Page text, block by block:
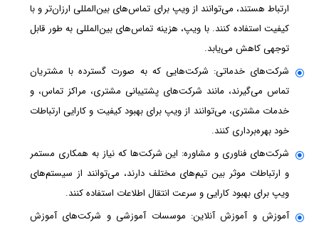
ارتباط هستند، می‌توانند از ویپ برای تماس‌های بین‌المللی ارزان‌تر و با
کیفیت استفاده کنند. با ویپ، هزینه تماس‌های بین‌المللی به طور قابل
توجهی کاهش می‌یابد.
شرکت‌های خدماتی: شرکت‌هایی که به صورت گسترده با مشتریان
تماس می‌گیرند، مانند شرکت‌های پشتیبانی مشتری، مراکز تماس، و
خدمات مشتری، می‌توانند از ویپ برای بهبود کیفیت و کارایی ارتباطات
خود بهره‌برداری کنند.
شرکت‌های فناوری و مشاوره: این شرکت‌ها که نیاز به همکاری مستمر
و ارتباطات موثر بین تیم‌های مختلف دارند، می‌توانند از سیستم‌های
ویپ برای بهبود کارایی و سرعت انتقال اطلاعات استفاده کنند.
آموزش و آموزش آنلاین: موسسات آموزشی و شرکت‌های آموزش